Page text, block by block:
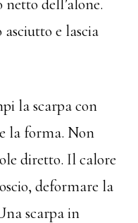
dell’alone.
e lascia
la scarpa con
la forma. Non
diretto. Il calore
deformare la
scarpa in